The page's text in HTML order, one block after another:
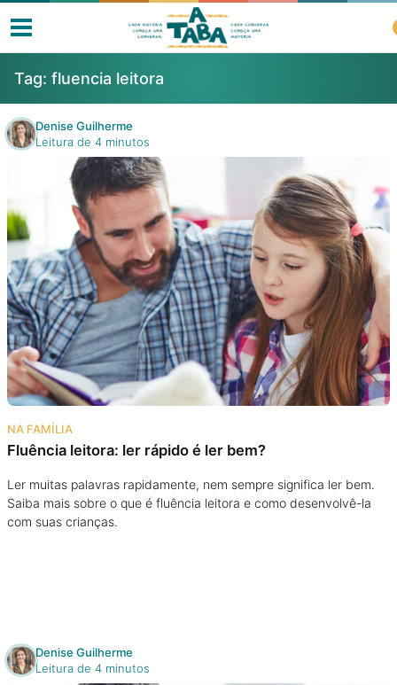
Livros
Resenhas
Clube de Leitores
Listas
Como ler?
Na escola
Na família
Colunas
Cursos On line
Tag: fluencia leitora
Denise Guilherme
Leitura de 4 minutos
NA FAMÍLIA
Fluência leitora: ler rápido é ler bem?
Ler muitas palavras rapidamente, nem sempre significa ler bem.
Saiba mais sobre o que é fluência leitora e como desenvolvê-la
com suas crianças.
Denise Guilherme
Leitura de 4 minutos